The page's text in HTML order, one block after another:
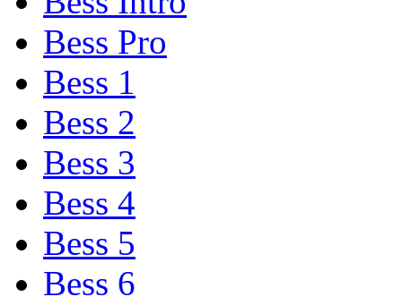
Bess Pro
Bess 1
Bess 2
Bess 3
Bess 4
Bess 5
Bess 6